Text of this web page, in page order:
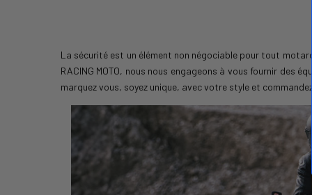
La sécurité est un élément non négociable pour tout
RACING MOTO, nous nous engageons à vous fournir des
marquez vous, soyez unique, avec votre style et